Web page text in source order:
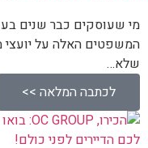
מי שעוסקים כבר שנים
המשפטים האלה על
שלא…
לכתבה המלאה >>